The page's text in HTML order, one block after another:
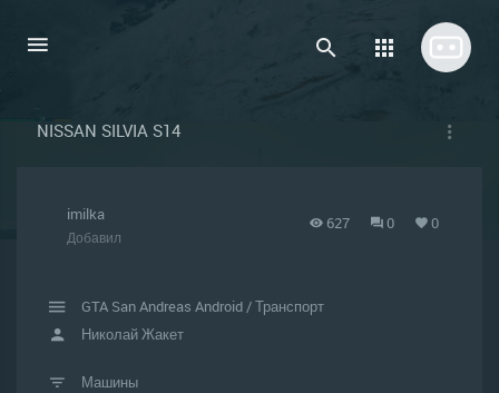
NISSAN SILVIA S14
627 0 0
imilka
Добавил
GTA San Andreas Android/Транспорт
Николай Жакет
Машины